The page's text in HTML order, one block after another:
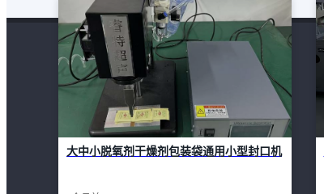
大中小脱氧剂干燥剂包装袋通用小型封口机